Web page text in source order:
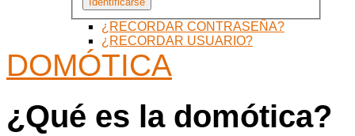
¿RECORDAR CONTRASEÑA?
¿RECORDAR USUARIO?
DOMÓTICA
¿Qué es la domótica?